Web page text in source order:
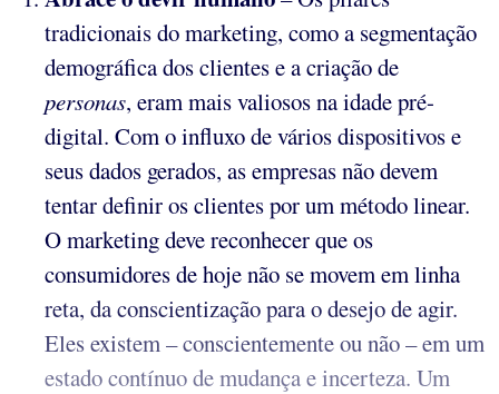
tradicionais do marketing, como a segmentação
demográfica dos clientes e a criação de
personas, eram mais valiosos na idade pré-
digital. Com o influxo de vários dispositivos e
seus dados gerados, as empresas não devem
tentar definir os clientes por um método linear.
O marketing deve reconhecer que os
consumidores de hoje não se movem em linha
reta, da conscientização para o desejo de agir.
Eles existem – conscientemente ou não – em um
estado contínuo de mudança e incerteza. Um